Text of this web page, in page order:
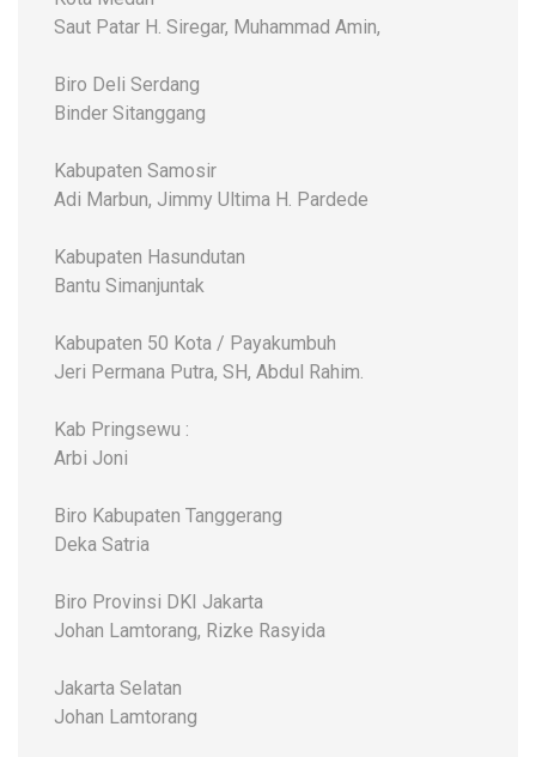
Saut Patar H. Siregar, Muhammad Amin,
Biro Deli Serdang
Binder Sitanggang
Kabupaten Samosir
Adi Marbun, Jimmy Ultima H. Pardede
Kabupaten Hasundutan
Bantu Simanjuntak
Kabupaten 50 Kota / Payakumbuh
Jeri Permana Putra, SH, Abdul Rahim.
Kab Pringsewu :
Arbi Joni
Biro Kabupaten Tanggerang
Deka Satria
Biro Provinsi DKI Jakarta
Johan Lamtorang, Rizke Rasyida
Jakarta Selatan
Johan Lamtorang